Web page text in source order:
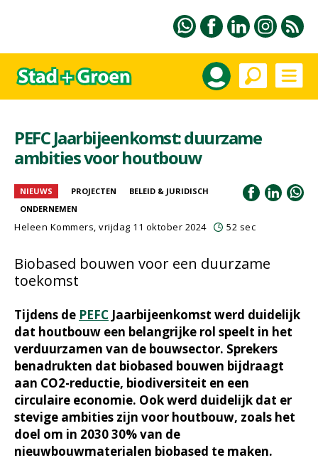
PEFC Jaarbijeenkomst: duurzame
ambities voor houtbouw
NIEUWS PROJECTEN
BELEID & JURIDISCH
ONDERNEMEN
Heleen Kommers, vrijdag 11 oktober 2024 52 sec
Biobased bouwen voor een duurzame
toekomst
Tijdens de PEFC Jaarbijeenkomst werd duidelijk
dat houtbouw een belangrijke rol speelt in het
verduurzamen van de bouwsector. Sprekers
benadrukten dat biobased bouwen bijdraagt
aan CO2-reductie, biodiversiteit en een
circulaire economie. Ook werd duidelijk dat er
stevige ambities zijn voor houtbouw, zoals het
doel om in 2030 30% van de
nieuwbouwmaterialen biobased te maken.